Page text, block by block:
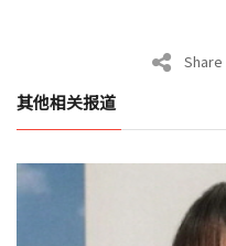
Share
其他相关报道